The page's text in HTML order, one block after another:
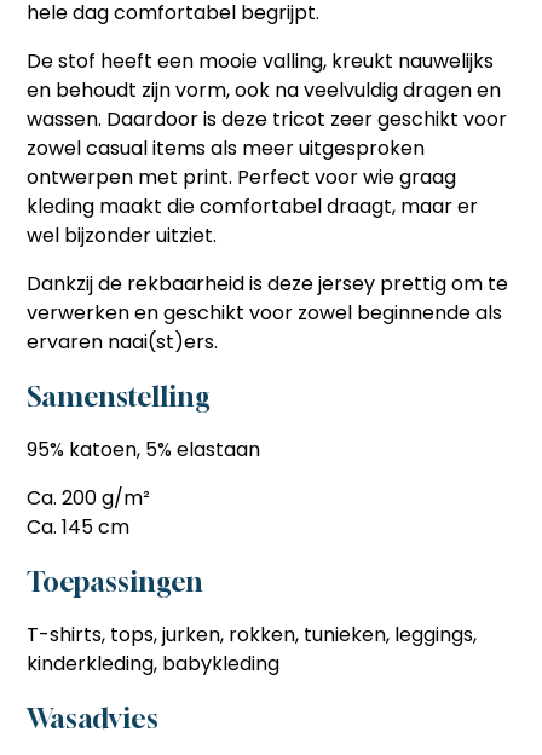
hele dag comfortabel begrijpt.
De stof heeft een mooie valling, kreukt nauwelijks
en behoudt zijn vorm, ook na veelvuldig dragen en
wassen. Daardoor is deze tricot zeer geschikt voor
zowel casual items als meer uitgesproken
ontwerpen met print. Perfect voor wie graag
kleding maakt die comfortabel draagt, maar er
wel bijzonder uitziet.
Dankzij de rekbaarheid is deze jersey prettig om te
verwerken en geschikt voor zowel beginnende als
ervaren naai(st)ers.
Samenstelling
95% katoen, 5% elastaan
Ca. 200 g/m²
Ca. 145 cm
Toepassingen
T-shirts, tops, jurken, rokken, tunieken, leggings,
kinderkleding, babykleding
Wasadvies